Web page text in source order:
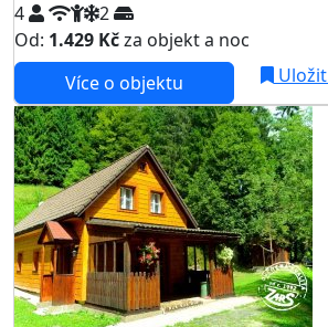
4
2
Od: 1.429 Kčza objekt a noc
Více o objektu